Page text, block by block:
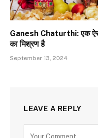
Ganesh Chaturthi: एक
का मिश्रण है
September 13, 2024
LEAVE A REPLY